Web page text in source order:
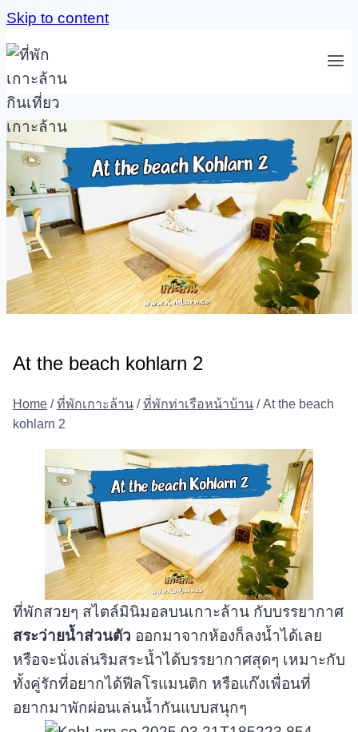
Skip to content
At the beach kohlarn 2
Home / ที่พักเกาะล้าน / ที่พักท่าเรือหน้าบ้าน / At the beach
kohlarn 2
ที่พักสวยๆ สไตล์มินิมอลบนเกาะล้าน กับบรรยากาศ
สระว่ายน้ำส่วนตัว ออกมาจากห้องก็ลงน้ำได้เลย
หรือจะนั่งเล่นริมสระน้ำได้บรรยากาศสุดๆ เหมาะกับ
ทั้งคู่รักที่อยากได้ฟีลโรแมนติก หรือแก๊งเพื่อนที่
อยากมาพักผ่อนเล่นน้ำกันแบบสนุกๆ